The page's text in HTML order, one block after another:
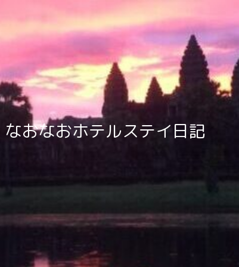
なおなおホテルステイ日記